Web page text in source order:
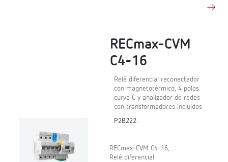
RECmax-CVM
C4-16
Relé diferencial reconectador
con magnetotérmico, 4 polos
curva C y analizador de redes
con transformadores incluidos
P2B222.
RECmax-CVM C4-16,
Relé diferencial